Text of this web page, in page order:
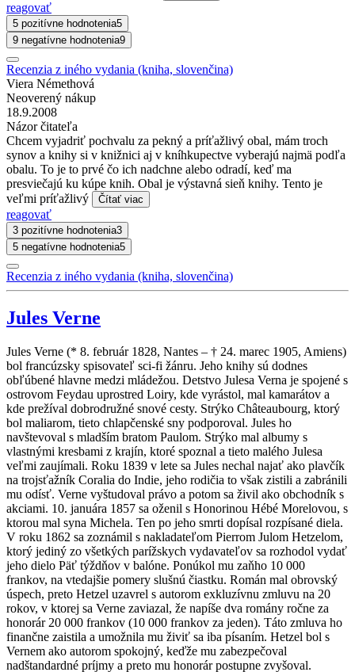
reagovať
5 pozitívne hodnotenia5
9 negatívne hodnotenia9
Recenzia z iného vydania (kniha, slovenčina)
Viera Némethová
Neoverený nákup
18.9.2008
Názor čitateľa
Chcem vyjadriť pochvalu za pekný a príťažlivý obal, mám troch
synov a knihy si v knižnici aj v kníhkupectve vyberajú najmä podľa
obalu. To je to prvé čo ich nadchne alebo odradí, keď ma
presviečajú ku kúpe knih. Obal je výstavná sieň knihy. Tento je
veľmi príťažlivý
Čítať viac
reagovať
3 pozitívne hodnotenia3
5 negatívne hodnotenia5
Recenzia z iného vydania (kniha, slovenčina)
Jules Verne
Jules Verne (* 8. február 1828, Nantes – † 24. marec 1905, Amiens)
bol francúzsky spisovateľ sci-fi žánru. Jeho knihy sú dodnes
obľúbené hlavne medzi mládežou. Detstvo Julesa Verna je spojené s
ostrovom Feydau uprostred Loiry, kde vyrástol, mal kamarátov a
kde prežíval dobrodružné snové cesty. Strýko Châteaubourg, ktorý
bol maliarom, tieto chlapčenské sny podporoval. Jules ho
navštevoval s mladším bratom Paulom. Strýko mal albumy s
vlastnými kresbami z krajín, ktoré spoznal a tieto malého Julesa
veľmi zaujímali. Roku 1839 v lete sa Jules nechal najať ako plavčík
na trojsťažník Coralia do Indie, jeho rodičia to však zistili a zabránili
mu odísť. Verne vyštudoval právo a potom sa živil ako obchodník s
akciami. 10. januára 1857 sa oženil s Honorinou Hébé Morelovou, s
ktorou mal syna Michela. Ten po jeho smrti dopísal rozpísané diela.
V roku 1862 sa zoznámil s nakladateľom Pierrom Julom Hetzelom,
ktorý jediný zo všetkých parížskych vydavateľov sa rozhodol vydať
jeho dielo Päť týždňov v balóne. Ponúkol mu zaňho 10 000
frankov, na vtedajšie pomery slušnú čiastku. Román mal obrovský
úspech, preto Hetzel uzavrel s autorom exkluzívnu zmluvu na 20
rokov, v ktorej sa Verne zaviazal, že napíše dva romány ročne za
honorár 20 000 frankov (10 000 frankov za jeden). Táto zmluva ho
finančne zaistila a umožnila mu živiť sa iba písaním. Hetzel bol s
Vernem ako autorom spokojný, keďže mu zabezpečoval
nadštandardné príjmy a preto mu honorár postupne zvyšoval.